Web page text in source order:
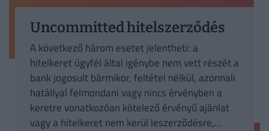
Uncommitted hitelszerződés
A következő három esetet jelentheti: a
hitelkeret ügyfél által igénybe nem vett részét a
bank jogosult bármikor, feltétel nélkül, azonnali
hatállyal felmondani vagy nincs érvényben a
keretre vonatkozóan kötelező érvényű ajánlat
vagy a hitelkeret nem kerül leszerződésre,